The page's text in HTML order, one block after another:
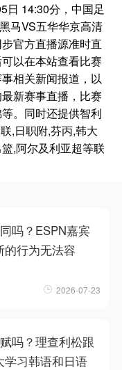
日 14:30分，中国足
马VS五华华京高清
官方直播源准时直
以在本站查看比赛
相关新闻报道，以
新赛事直播，比赛
。同时还提供智利
,日职附,芬丙,韩大
,阿尔及利亚超等联
吗？ESPN嘉宾
的行为无法容
2026-07-23
吗？理查利松跟
学习韩语和日语